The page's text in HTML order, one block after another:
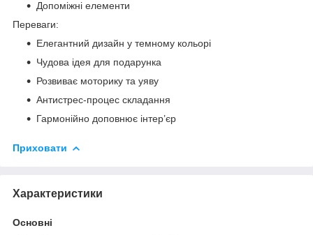
Допоміжні елементи
Переваги:
Елегантний дизайн у темному кольорі
Чудова ідея для подарунка
Розвиває моторику та уяву
Антистрес-процес складання
Гармонійно доповнює інтер’єр
Приховати
Характеристики
Основні